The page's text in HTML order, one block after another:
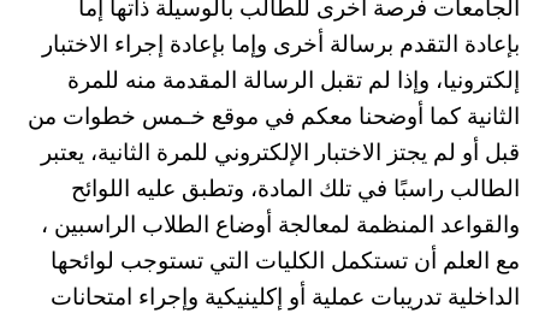
الجامعات فرصة أخرى للطالب بالوسيلة ذاتها إما
بإعادة التقدم برسالة أخرى وإما بإعادة إجراء الاختبار
إلكترونيا، وإذا لم تقبل الرسالة المقدمة منه للمرة
الثانية كما أوضحنا معكم في موقع خـمس خطوات من
قبل أو لم يجتز الاختبار الإلكتروني للمرة الثانية، يعتبر
الطالب راسبًا في تلك المادة، وتطبق عليه اللوائح
والقواعد المنظمة لمعالجة أوضاع الطلاب الراسبين ،
مع العلم أن تستكمل الكليات التي تستوجب لوائحها
الداخلية تدريبات عملية أو إكلينيكية وإجراء امتحانات